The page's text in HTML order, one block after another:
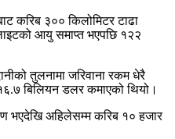
करिब ३०० किलोमिटर टाढा
आयु समाप्त भएपछि १२२
तुलनामा जरिवाना रकम धेरै
बिलियन डलर कमाएको थियो।
भएदेखि अहिलेसम्म करिब १० हजार